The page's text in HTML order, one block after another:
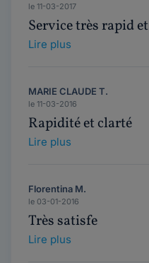
le 11-03-2017
Service très rapid
Lire plus
MARIE CLAUDE T.
le 11-03-2016
Rapidité et clarté
Lire plus
Florentina M.
le 03-01-2016
Très satisfe
Lire plus